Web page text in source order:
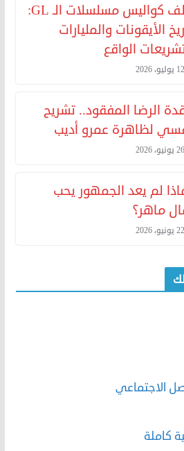
خلف كواليس مسلسلات الـ GL:
الأيقونات والمليارات
الواقع
12 يوليو، 2026
الرضا المفقود.. تشريح
لظاهرة عمرو أديب
26 يونيو، 2026
لم يعد الجمهور يحب
ماهر؟
22 يونيو، 2026
الاجتماعي
كاملة